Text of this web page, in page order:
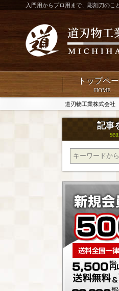
入門用からプロ用まで、彫刻刀のこ
トップペ
HOME
道刃物工業株式会社
記事